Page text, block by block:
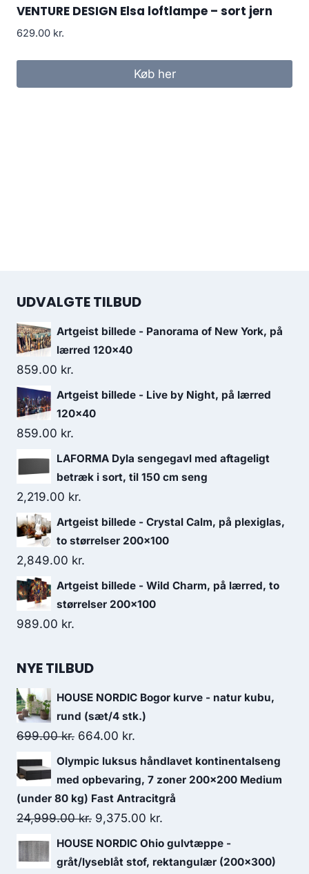
VENTURE DESIGN Elsa loftlampe – sort jern
629.00 kr.
Køb her
UDVALGTE TILBUD
Artgeist billede - Panorama of New York, på
lærred 120x40
859.00 kr.
Artgeist billede - Live by Night, på lærred
120x40
859.00 kr.
LAFORMA Dyla sengegavl med aftageligt
betræk i sort, til 150 cm seng
2,219.00 kr.
Artgeist billede - Crystal Calm, på plexiglas,
to størrelser 200x100
2,849.00 kr.
Artgeist billede - Wild Charm, på lærred, to
størrelser 200x100
989.00 kr.
NYE TILBUD
HOUSE NORDIC Bogor kurve - natur kubu,
rund (sæt/4 stk.)
699.00kr. 664.00 kr.
Olympic luksus håndlavet kontinentalseng
med opbevaring, 7 zoner 200x200 Medium
(under 80 kg) Fast Antracitgrå
24,999.00kr. 9,375.00 kr.
HOUSE NORDIC Ohio gulvtæppe -
gråt/lyseblåt stof, rektangulær (200x300)